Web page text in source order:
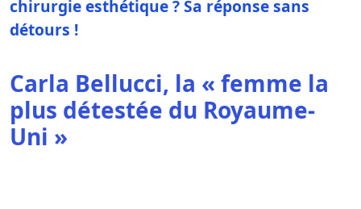
chirurgie esthétique ? Sa réponse sans
détours !
Carla Bellucci, la « femme la
plus détestée du Royaume-
Uni »